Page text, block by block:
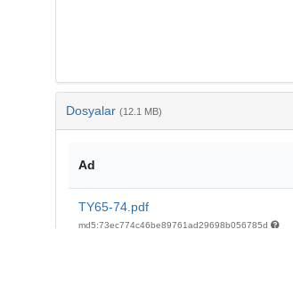
Dosyalar (12.1 MB)
Ad
TY65-74.pdf
md5:73ec774c46be89761ad29698b056785d